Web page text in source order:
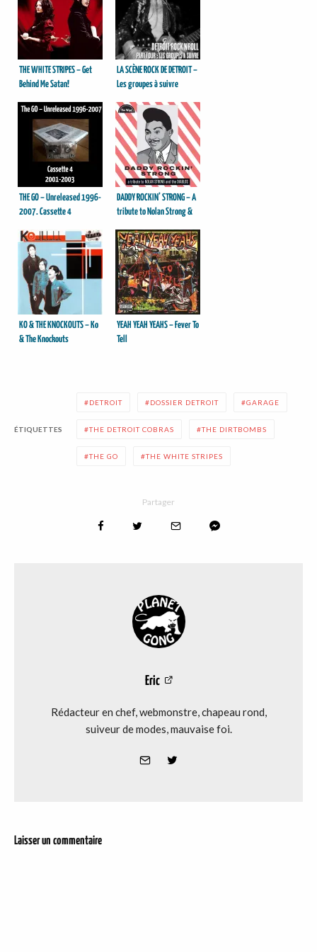
THE WHITE STRIPES – Get
Behind Me Satan!
LA SCÈNE ROCK DE DETROIT –
Les groupes à suivre
THE GO – Unreleased 1996-
2007. Cassette 4
DADDY ROCKIN’ STRONG – A
tribute to Nolan Strong &
KO & THE KNOCKOUTS – Ko
& The Knockouts
YEAH YEAH YEAHS – Fever To
Tell
ÉTIQUETTES
DETROIT DOSSIER DETROIT GARAGE
THE DETROIT COBRAS THE DIRTBOMBS
THE GO THE WHITE STRIPES
Partager
Eric
Rédacteur en chef, webmonstre, chapeau rond,
suiveur de modes, mauvaise foi.
Laisser un commentaire